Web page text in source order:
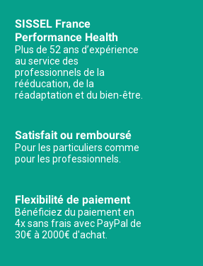
SISSEL France
Performance Health
Plus de 52 ans d’expérience
au service des
professionnels de la
rééducation, de la
réadaptation et du bien-être.
Satisfait ou remboursé
Pour les particuliers comme
pour les professionnels.
Flexibilité de paiement
Bénéficiez du paiement en
4x sans frais avec PayPal de
30€ à 2000€ d'achat.